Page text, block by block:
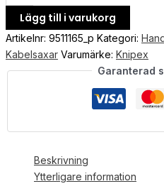
Lägg till i varukorg
Artikelnr: 9511165_p Kategori:
Kabelsaxar Varumärke: Knipex
Garanterad
Beskrivning
Ytterligare information